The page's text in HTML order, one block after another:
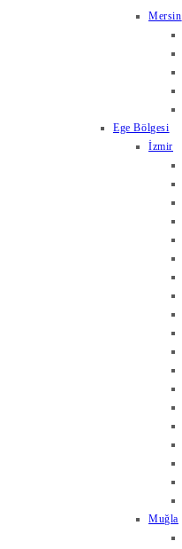
Mersin
Ege Bölgesi
İzmir
Muğla